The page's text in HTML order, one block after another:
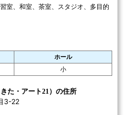
室、和室、茶室、スタジオ、多目的
ホール
小
た・アート21）の住所
3-22